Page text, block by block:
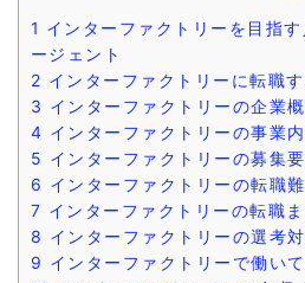
1 インターファクトリーを目指
ージェント
2 インターファクトリーに転職
3 インターファクトリーの企業
4 インターファクトリーの事業
5 インターファクトリーの募集
6 インターファクトリーの転職
7 インターファクトリーの転職
8 インターファクトリーの選考
9 インターファクトリーで働い